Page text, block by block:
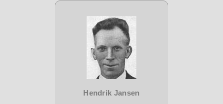
Hendrik Jansen